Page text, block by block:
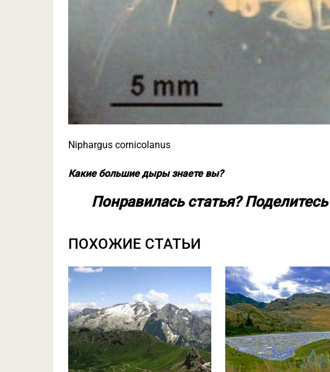
Niphargus cornicolanus
Какие большие дыры знаете вы?
Понравилась статья?
ПОХОЖИЕ СТАТЬИ